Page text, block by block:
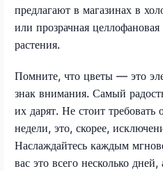
предлагают в магазинах в
или прозрачная
растения.
Помните, что цветы — это
знак внимания. Самый
их дарят. Не стоит требовать
недели, это, скорее,
Наслаждайтесь каждым
вас это всего несколько